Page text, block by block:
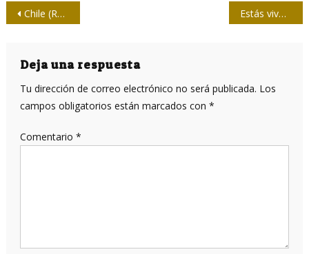
Navegación
entradas
Chile (Roberto) es Chile Estás vivo, Joaquín Areta
Deja una respuesta
Tu dirección de correo electrónico no será publicada. Los
campos obligatorios están marcados con *
Comentario *